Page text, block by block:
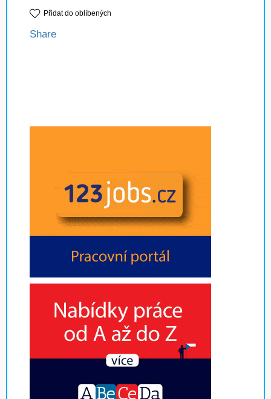
Přidat do oblíbených
Share